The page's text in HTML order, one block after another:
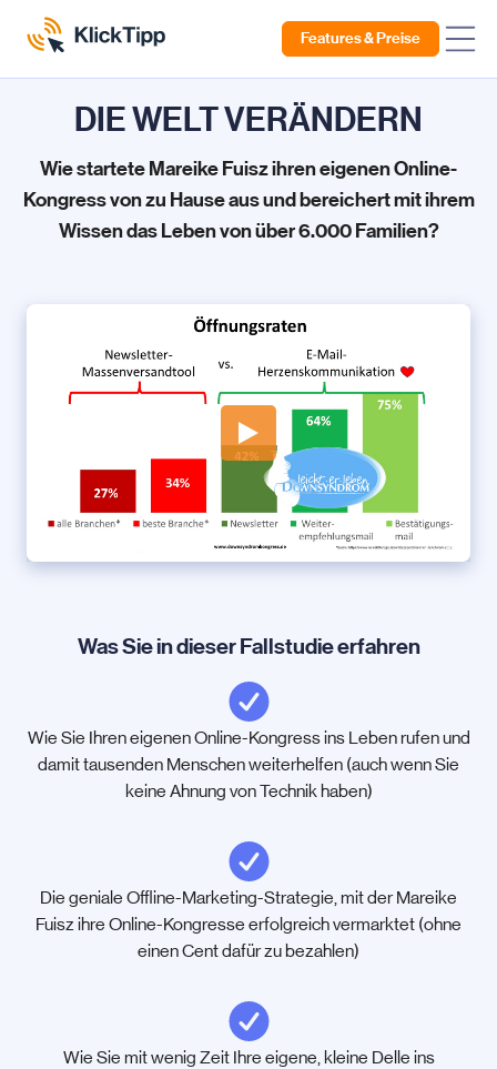
Features & Preise
DIE WELT VERÄNDERN
Wie startete Mareike Fuisz ihren eigenen Online-
Kongress von zu Hause aus und bereichert mit ihrem
Wissen das Leben von über 6.000 Familien?
Was Sie in dieser Fallstudie erfahren
Wie Sie Ihren eigenen Online-Kongress ins Leben rufen und
damit tausenden Menschen weiterhelfen (auch wenn Sie
keine Ahnung von Technik haben)
Die geniale Offline-Marketing-Strategie, mit der Mareike
Fuisz ihre Online-Kongresse erfolgreich vermarktet (ohne
einen Cent dafür zu bezahlen)
Wie Sie mit wenig Zeit Ihre eigene, kleine Delle ins